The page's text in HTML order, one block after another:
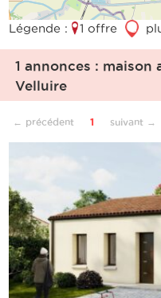
Légende : 1 offre 3
1 annonces : maison
Velluire
← précédent 1 suivant →